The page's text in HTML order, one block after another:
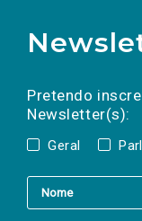
Pretendo
Newsletter(s):
Geral
a(s)
mail